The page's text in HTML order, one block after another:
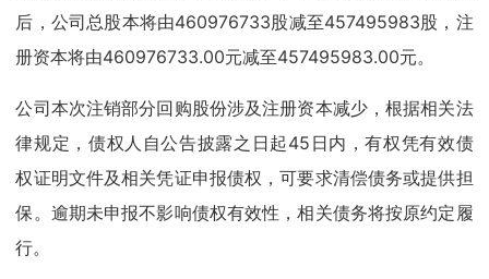
后，公司总股本将由460976733股减至457495983股，注
册资本将由460976733.00元减至457495983.00元。
公司本次注销部分回购股份涉及注册资本减少，根据相关法
律规定，债权人自公告披露之日起45日内，有权凭有效债
权证明文件及相关凭证申报债权，可要求清偿债务或提供担
保。逾期未申报不影响债权有效性，相关债务将按原约定履
行。